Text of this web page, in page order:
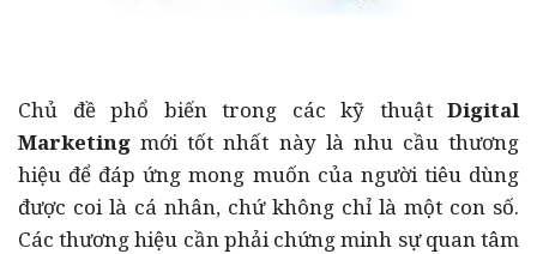
Chủ đề phổ biến trong các kỹ thuật Digital
Marketing mới tốt nhất này là nhu cầu thương
hiệu để đáp ứng mong muốn của người tiêu dùng
được coi là cá nhân, chứ không chỉ là một con số.
Các thương hiệu cần phải chứng minh sự quan tâm